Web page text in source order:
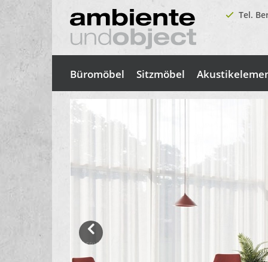
Tel.
Büromöbel Sitzmöbel
Previous